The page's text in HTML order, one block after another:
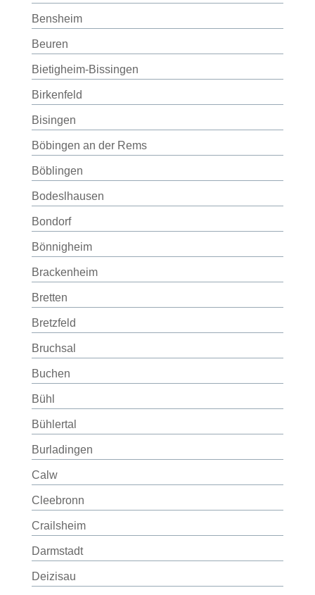
Bensheim
Beuren
Bietigheim-Bissingen
Birkenfeld
Bisingen
Böbingen an der Rems
Böblingen
Bodeslhausen
Bondorf
Bönnigheim
Brackenheim
Bretten
Bretzfeld
Bruchsal
Buchen
Bühl
Bühlertal
Burladingen
Calw
Cleebronn
Crailsheim
Darmstadt
Deizisau